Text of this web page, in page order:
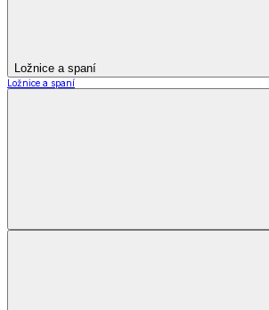
Ložnice a spaní
Ložnice a spaní